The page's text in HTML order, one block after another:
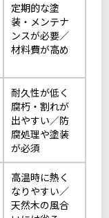
定期的な塗
装・メンテナ
ンスが必要／
材料費が高め
耐久性が低く
腐朽・割れが
出やすい／防
腐処理や塗装
が必須
高温時に熱く
なりやすい／
天然木の風合